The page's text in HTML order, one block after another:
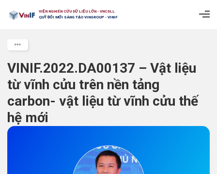
VIỆN NGHIÊN CỨU DỮ LIỆU LỚN - VNCDLL
QUỸ ĐỔI MỚI SÁNG TẠO VINGROUP - VINIF
VINIF.2022.DA00137 – Vật liệu
từ vĩnh cửu trên nền tảng
carbon- vật liệu từ vĩnh cửu thế
hệ mới